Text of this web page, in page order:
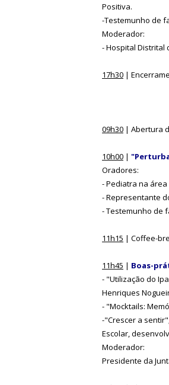
Positiva.
-Testemunho de
Moderador:
- Hospital Distrital
17h30 |
09h30 | Abertura
10h00 |
Oradores:
- Pediatra na
- Representante
- Testemunho de
11h15 | Coffee-
11h45 | Boas-
- "Utilização do
Henriques
- "Mocktails:
-"Crescer a
Escolar,
Moderador:
Presidente da